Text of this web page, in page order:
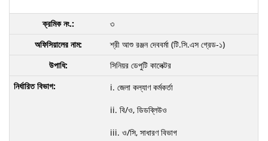
৩
শ্রী আশু রঞ্জন দেববর্মা (টি.সি.এস গ্রেড-১)
সিনিয়র ডেপুটি কালেক্টর
i. জেলা কল্যাণ কর্মকর্তা
ii. বি/ও, ডিডব্লিউও
iii. ও/সি, সাধারণ বিভাগ